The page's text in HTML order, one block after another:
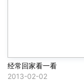
经常回家看一看
2013-02-02